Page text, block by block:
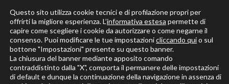
Solo per veri decoratori
Questo sito utilizza cookie tecnici e di profilazione propri per
offrirti la migliore esperienza. L’informativa estesa permette di
capire come scegliere i cookie da autorizzare o come negarne il
consenso. Puoi modificare le tue impostazionicliccando quio sul
bottone "Impostazioni" presente su questo banner.
La chiusura del banner mediante apposito comando
contraddistinto dalla "X", comporta il permanere delle impostazioni
di default e dunque la continuazione della navigazione in assenza di